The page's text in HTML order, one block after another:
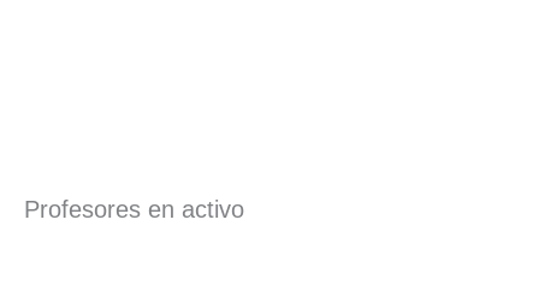
Profesores en activo